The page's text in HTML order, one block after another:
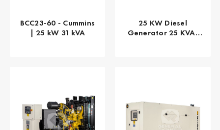
BCC23-60 - Cummins
| 25 kW 31 kVA
25 KW Diesel
Generator 25 KVA,